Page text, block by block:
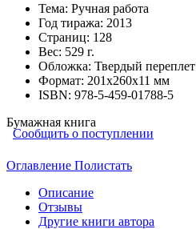
Тема: Ручная работа
Год тиража: 2013
Страниц: 128
Вес: 529 г.
Обложка: Твердый переплет
Формат: 201х260х11 мм
ISBN: 978-5-459-01788-5
Бумажная книга
Сообщить о поступлении
Оглавление Полистать
Описание
Отзывы
Другие книги автора